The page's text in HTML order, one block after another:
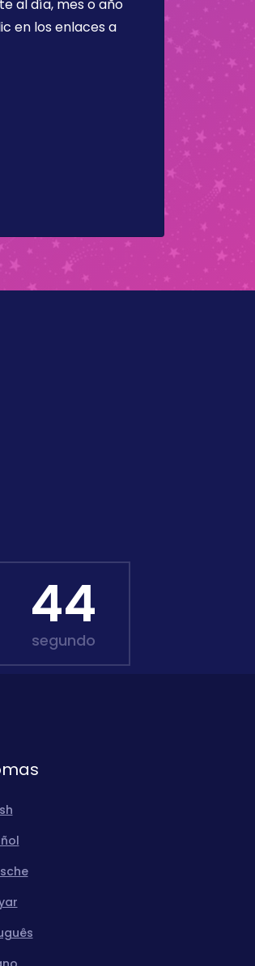
al día, mes o año
en los enlaces a
43
segundo